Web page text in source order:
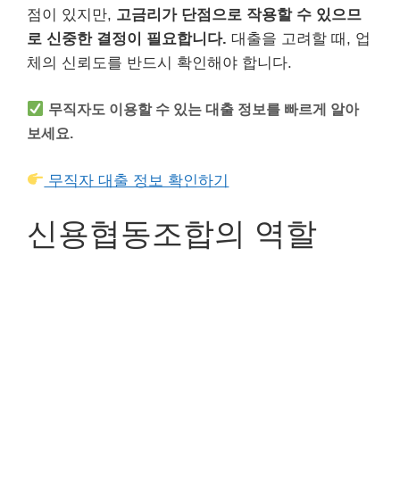
점이 있지만, 고금리가 단점으로 작용할 수 있으므
로 신중한 결정이 필요합니다. 대출을 고려할 때, 업
체의 신뢰도를 반드시 확인해야 합니다.
무직자도 이용할 수 있는 대출 정보를 빠르게 알아
보세요.
무직자 대출 정보 확인하기
신용협동조합의 역할